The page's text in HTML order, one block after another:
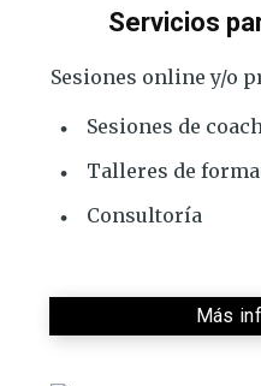
Servicios
Sesiones online y/o
Sesiones de
Talleres de
Consultoría
Más